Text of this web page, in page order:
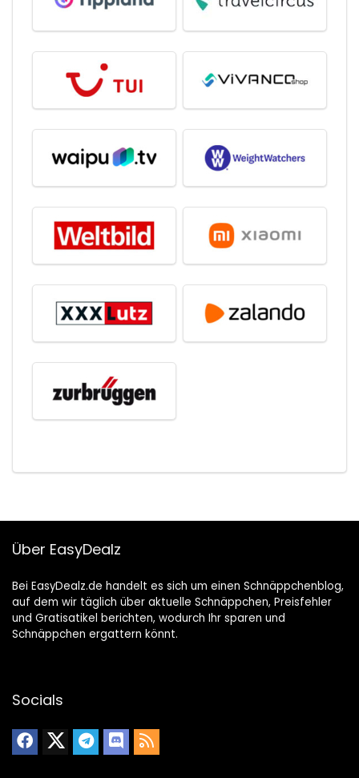
Über EasyDealz
Bei EasyDealz.de handelt es sich um einen Schnäppchenblog,
auf dem wir täglich über aktuelle Schnäppchen, Preisfehler
und Gratisatikel berichten, wodurch Ihr sparen und
Schnäppchen ergattern könnt.
Socials